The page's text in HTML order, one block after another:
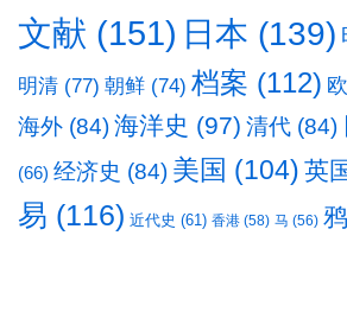
文献 (151) 日本 (139)
明清 (77) 朝鲜 (74) 档案 (112)
海外 (84)海洋史 (97) 清代 (84)
(66) 经济史 (84) 美国 (104) 英
易 (116) 近代史 (61) 香港 (58) 马 (56)